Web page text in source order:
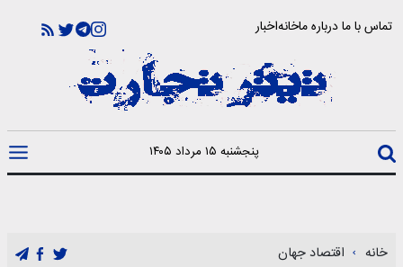
تماس با مادرباره ماخانهاخبار
پنجشنبه ۱۵ مرداد ۱۴۰۵
خانه اقتصاد جهان